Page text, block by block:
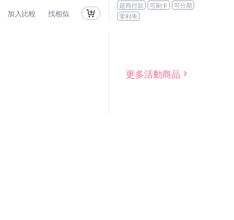
加入比較 找相似
超商付款 可刷卡
可分期
零利率
更多活動商品